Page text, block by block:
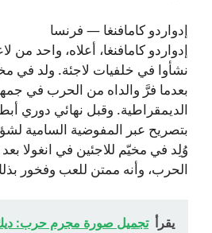
إدواردو كامافنغا — فرنسا
إدواردو كامافنغا، أعلاه، واحد من
نشأوا في خلفيات لاجئة. ولد في
بعدما فرَّ والداه من الحرب في
بتصريح عبر المفوضية السامية
وُلِد في مخيّم للاجئين في انغولا
الحرب، وأنه ممتن للعب وفخور
يقرأ تجميل صورة مجرم حرب: